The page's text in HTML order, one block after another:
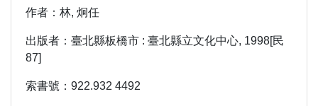
作者：林, 炯任
出版者：臺北縣板橋市 : 臺北縣立文化中心, 1998[民
87]
索書號：922.932 4492